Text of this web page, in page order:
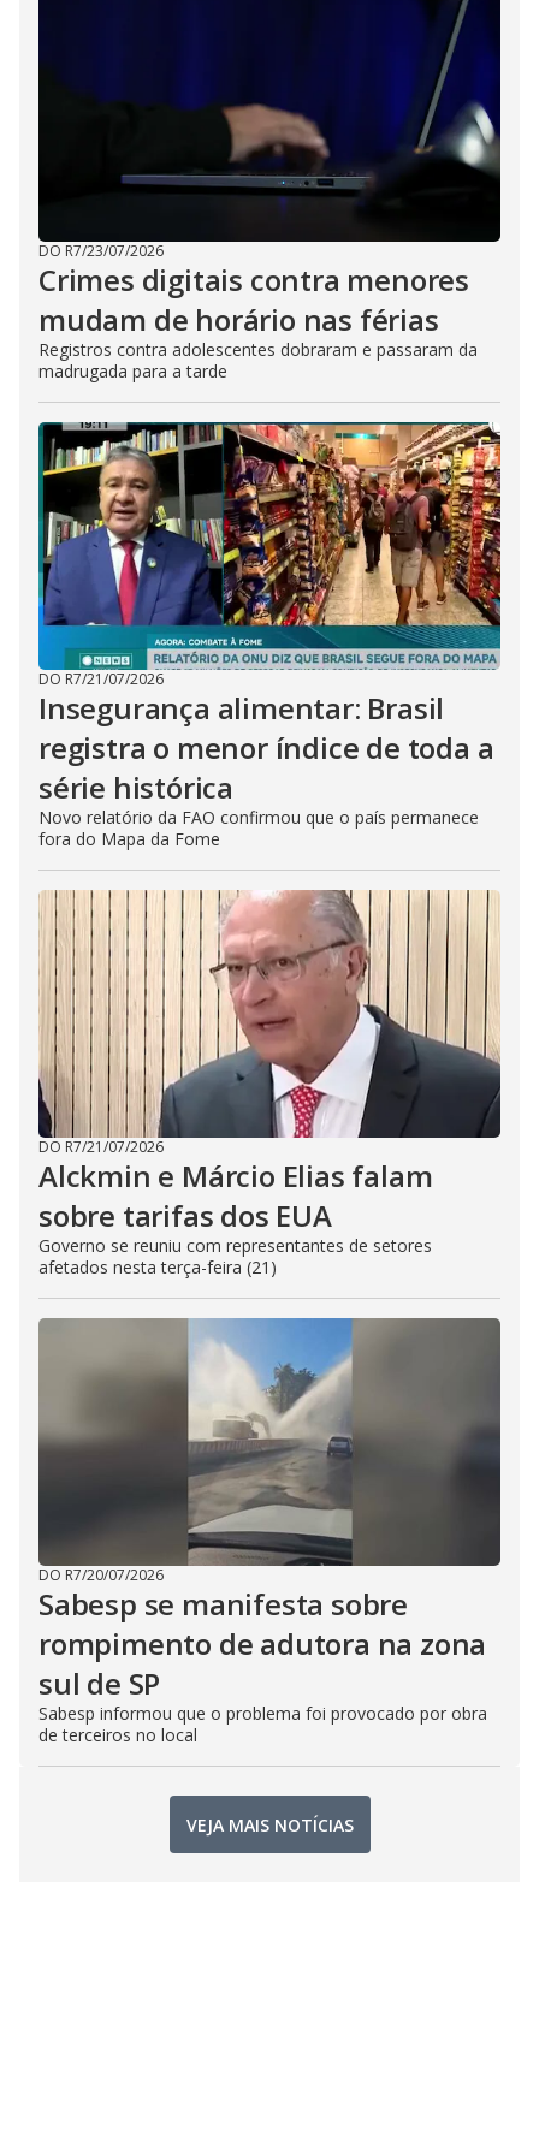
DO R7/23/07/2026
Crimes digitais contra menores
mudam de horário nas férias
Registros contra adolescentes dobraram e passaram da
madrugada para a tarde
DO R7/21/07/2026
Insegurança alimentar: Brasil
registra o menor índice de toda a
série histórica
Novo relatório da FAO confirmou que o país permanece
fora do Mapa da Fome
DO R7/21/07/2026
Alckmin e Márcio Elias falam
sobre tarifas dos EUA
Governo se reuniu com representantes de setores
afetados nesta terça-feira (21)
DO R7/20/07/2026
Sabesp se manifesta sobre
rompimento de adutora na zona
sul de SP
Sabesp informou que o problema foi provocado por obra
de terceiros no local
VEJA MAIS NOTÍCIAS